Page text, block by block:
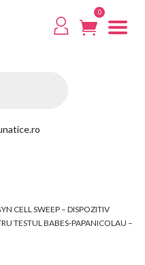
0
CELL SWEEP – DISPOZITIV
TESTUL BABES-PAPANICOLAU –